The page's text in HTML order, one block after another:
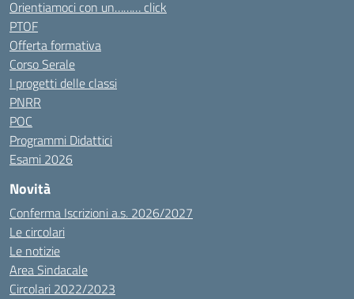
Orientiamoci con un……… click
PTOF
Offerta formativa
Corso Serale
I progetti delle classi
PNRR
POC
Programmi Didattici
Esami 2026
Novità
Conferma Iscrizioni a.s. 2026/2027
Le circolari
Le notizie
Area Sindacale
Circolari 2022/2023